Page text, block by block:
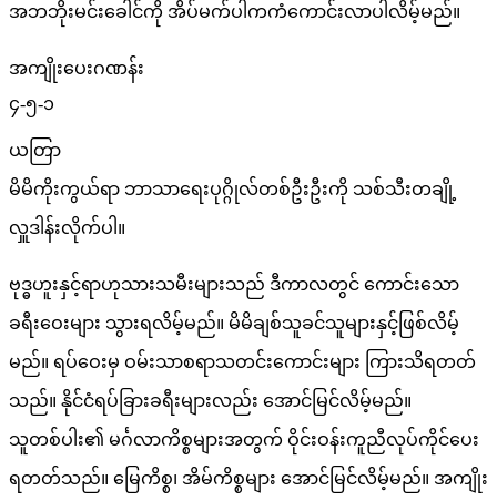
အဘဘိုးမင်းခေါင်ကို အိပ်မက်ပါကကံကောင်းလာပါလိမ့်မည်။
အကျိုးပေးဂဏန်း
၄-၅-၁
ယတြာ
မိမိကိုးကွယ်ရာ ဘာသာရေးပုဂ္ဂိုလ်တစ်ဦးဦးကို သစ်သီးတချို့
လှူဒါန်းလိုက်ပါ။
ဗုဒ္ဓဟူးနှင့်ရာဟုသားသမီးများသည် ဒီကာလတွင် ကောင်းသော
ခရီးဝေးများ သွားရလိမ့်မည်။ မိမိချစ်သူခင်သူများနှင့်ဖြစ်လိမ့်
မည်။ ရပ်ဝေးမှ ဝမ်းသာစရာသတင်းကောင်းများ ကြားသိရတတ်
သည်။ နိုင်ငံရပ်ခြားခရီးများလည်း အောင်မြင်လိမ့်မည်။
သူတစ်ပါး၏ မင်္ဂလာကိစ္စများအတွက် ဝိုင်းဝန်းကူညီလုပ်ကိုင်ပေး
ရတတ်သည်။ မြေကိစ္စ၊ အိမ်ကိစ္စများ အောင်မြင်လိမ့်မည်။ အကျိုး